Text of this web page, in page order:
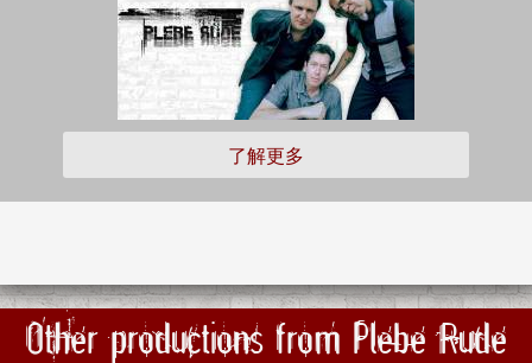
了解更多
Other productions from Plebe Rude